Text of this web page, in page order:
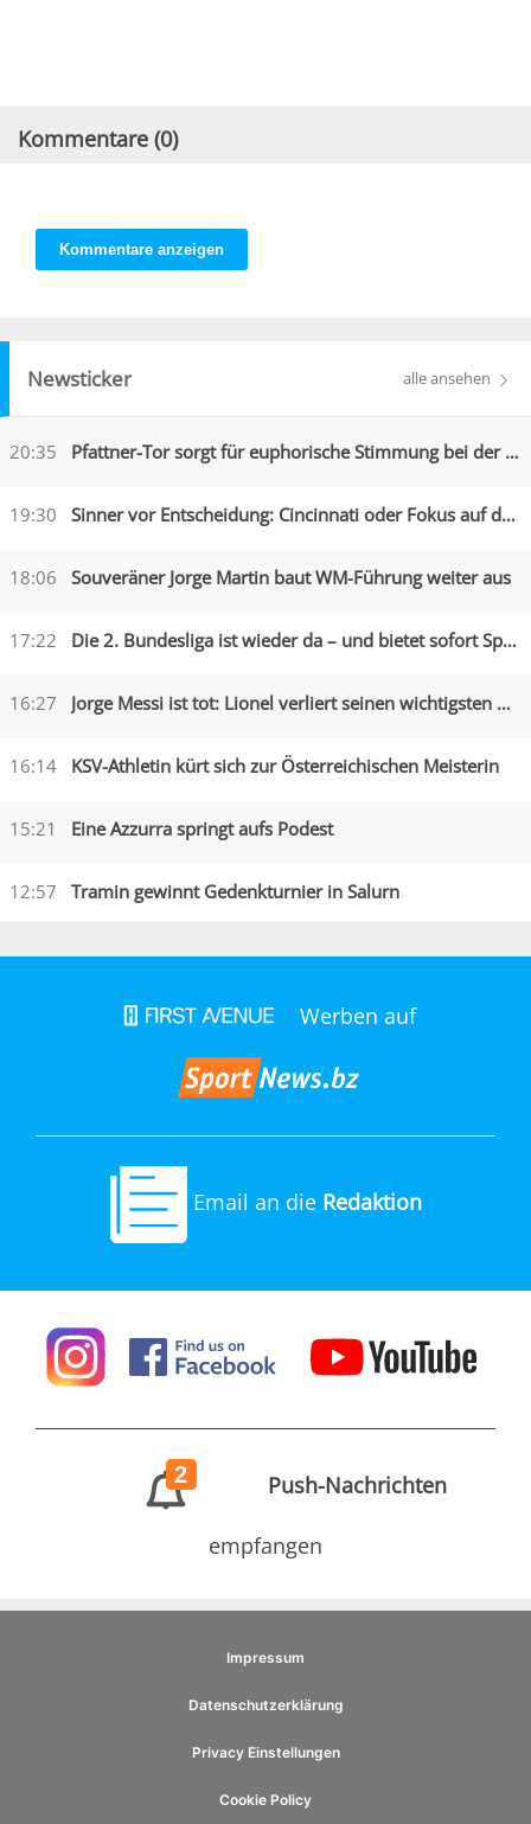
Kommentare (0)
Kommentare anzeigen
Newsticker alle ansehen
20:35 Pfattner-Tor sorgt für euphorische Stimmung bei der Austria
19:30 Sinner vor Entscheidung: Cincinnati oder Fokus auf die US Open?
18:06 Souveräner Jorge Martin baut WM-Führung weiter aus
17:22 Die 2. Bundesliga ist wieder da – und bietet sofort Spektakel
16:27 Jorge Messi ist tot: Lionel verliert seinen wichtigsten Begleiter
16:14 KSV-Athletin kürt sich zur Österreichischen Meisterin
15:21 Eine Azzurra springt aufs Podest
12:57 Tramin gewinnt Gedenkturnier in Salurn
Werben auf
Email an die Redaktion
2 Push-Nachrichten
empfangen
Impressum
Datenschutzerklärung
Privacy Einstellungen
Cookie Policy